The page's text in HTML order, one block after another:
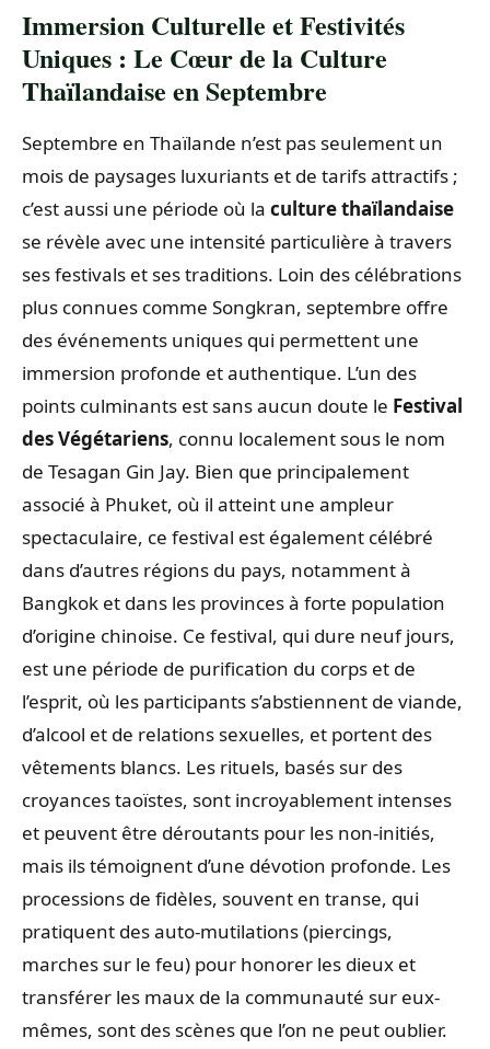
Immersion Culturelle et Festivités
Uniques : Le Cœur de la Culture
Thaïlandaise en Septembre
Septembre en Thaïlande n’est pas seulement un
mois de paysages luxuriants et de tarifs attractifs ;
c’est aussi une période où la culture thaïlandaise
se révèle avec une intensité particulière à travers
ses festivals et ses traditions. Loin des célébrations
plus connues comme Songkran, septembre offre
des événements uniques qui permettent une
immersion profonde et authentique. L’un des
points culminants est sans aucun doute le Festival
des Végétariens, connu localement sous le nom
de Tesagan Gin Jay. Bien que principalement
associé à Phuket, où il atteint une ampleur
spectaculaire, ce festival est également célébré
dans d’autres régions du pays, notamment à
Bangkok et dans les provinces à forte population
d’origine chinoise. Ce festival, qui dure neuf jours,
est une période de purification du corps et de
l’esprit, où les participants s’abstiennent de viande,
d’alcool et de relations sexuelles, et portent des
vêtements blancs. Les rituels, basés sur des
croyances taoïstes, sont incroyablement intenses
et peuvent être déroutants pour les non-initiés,
mais ils témoignent d’une dévotion profonde. Les
processions de fidèles, souvent en transe, qui
pratiquent des auto-mutilations (piercings,
marches sur le feu) pour honorer les dieux et
transférer les maux de la communauté sur eux-
mêmes, sont des scènes que l’on ne peut oublier.